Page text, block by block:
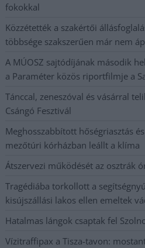
fokokkal
Közzétették a szakértői
többsége szakszerűen már nem
A MÚOSZ sajtódíjának második
a Paraméter közös riportfilmje a
Tánccal, zeneszóval és vásárral
Csángó Fesztivál
Meghosszabbított hőségriasztás
mezőtúri kórházban leállt a klíma
Átszervezi működését az osztrák
Tragédiába torkollott a
kisújszállási lakos ellen emeltek
Hatalmas lángok csaptak fel
Vízitraffipax a Tisza-tavon: